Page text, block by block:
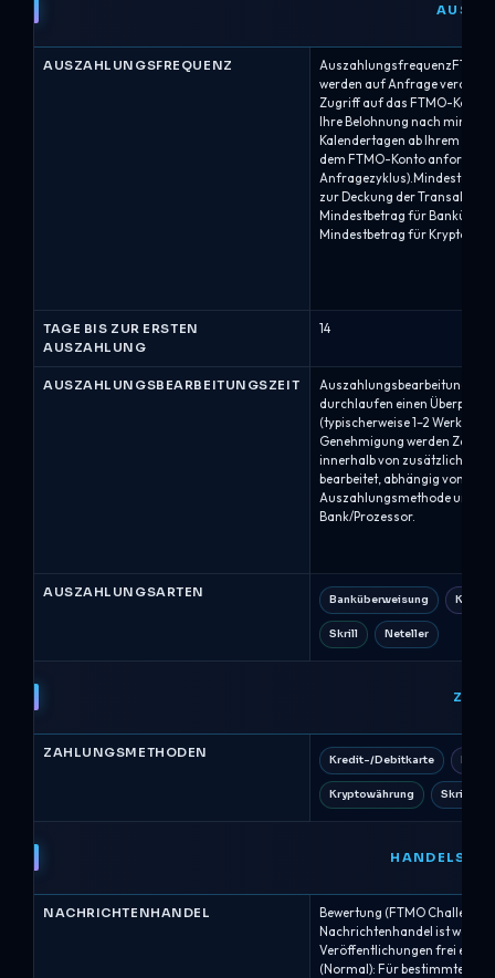
AUSZAHLUNGSFREQUENZ
werden auf Anfrage
Zugriff auf das FTMO-Konto
Ihre Belohnung nach
Kalendertagen ab Ihrem
dem FTMO-Konto anfordern
zur Deckung der
Mindestbetrag für
Mindestbetrag für Krypto-
TAGE BIS ZUR ERSTEN
AUSZAHLUNG
14
AUSZAHLUNGSBEARBEITUNGSZEIT
durchlaufen einen
(typischerweise 1–2
Genehmigung werden
innerhalb von zusätzlichen
bearbeitet, abhängig von der
Auszahlungsmethode und
Bank/Prozessor.
AUSZAHLUNGSARTEN Banküberweisung
Skrill Neteller
ZAHLUNGSMETHODEN Kredit-/Debitkarte
Kryptowährung Skrill
NACHRICHTENHANDEL
Bewertung (FTMO Challenge
Nachrichtenhandel ist
Veröffentlichungen frei
(Normal): Für bestimmte